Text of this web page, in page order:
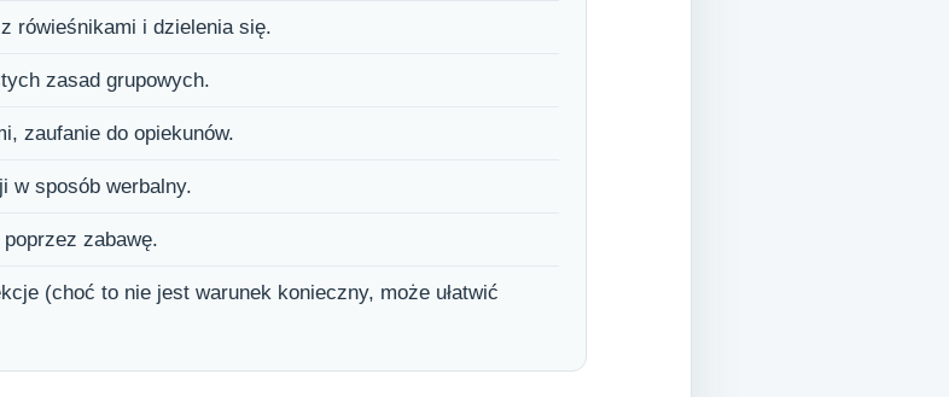
rówieśnikami i dzielenia się.
zasad grupowych.
zaufanie do opiekunów.
w sposób werbalny.
zabawę.
(choć to nie jest warunek konieczny, może ułatwić